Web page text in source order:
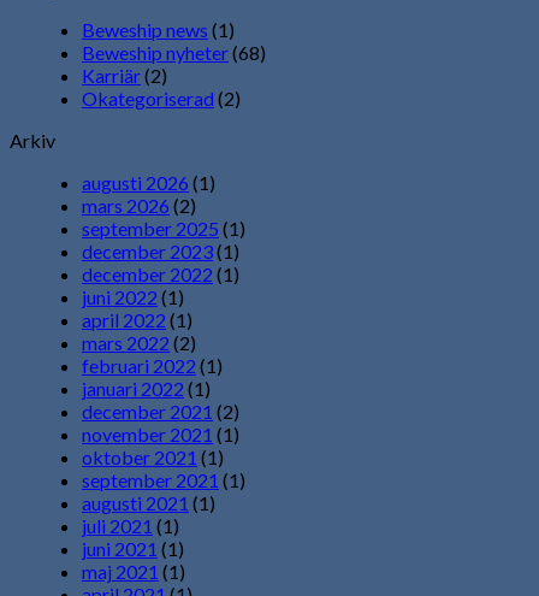
Beweship news (1)
Beweship nyheter(68)
Karriär(2)
Okategoriserad (2)
Arkiv
augusti 2026 (1)
mars 2026 (2)
september 2025 (1)
december 2023(1)
december 2022 (1)
juni 2022 (1)
april 2022 (1)
mars 2022 (2)
februari 2022 (1)
januari 2022 (1)
december 2021 (2)
november 2021 (1)
oktober 2021 (1)
september 2021 (1)
augusti 2021 (1)
juli 2021 (1)
juni 2021 (1)
maj 2021 (1)